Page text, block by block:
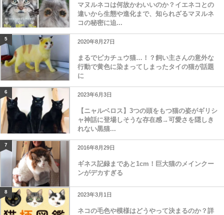
マヌルネコは何故かわいいのか？イエネコとの
違いから生態や進化まで、知られざるマヌルネ
コの秘密に迫...
5 2020年8月27日
まるでピカチュウ猫…！？飼い主さんの意外な
行動で黄色に染まってしまったタイの猫が話題
に
6 2023年6月3日
【ニャルベロス】3つの頭をもつ猫の姿がギリシ
ャ神話に登場しそうな存在感→可愛さを隠しき
れない黒猫...
7 2016年8月29日
ギネス記録まであと1cm！巨大猫のメインクー
ンがデカすぎる
8 2023年3月1日
ネコの毛色や模様はどうやって決まるのか？詳